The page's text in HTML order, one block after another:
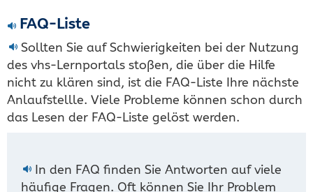
FAQ-Liste
Sollten Sie auf Schwierigkeiten bei der Nutzung
des vhs-Lernportals stoßen, die über die Hilfe
nicht zu klären sind, ist die FAQ-Liste Ihre nächste
Anlaufstellle. Viele Probleme können schon durch
das Lesen der FAQ-Liste gelöst werden.
In den FAQ finden Sie Antworten auf viele
häufige Fragen. Oft können Sie Ihr Problem